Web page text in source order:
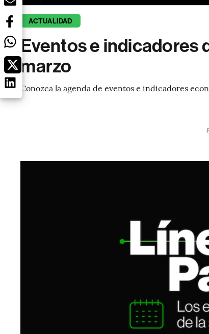
ACTUALIDAD
Eventos e indicadores
marzo
Conozca la agenda de eventos e indicadores